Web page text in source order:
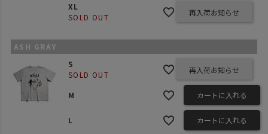
XL
SOLD OUT
再入荷お知らせ
ASH GRAY
S
SOLD OUT
再入荷お知らせ
M カートに入れる
L
カートに入れる